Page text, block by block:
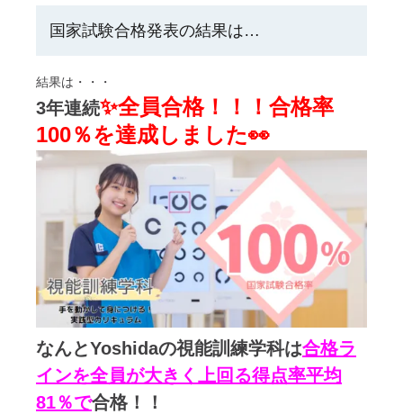
国家試験合格発表の結果は…
結果は・・・
3年連続✨全員合格！！！合格率
100％を達成しました👀
なんとYoshidaの視能訓練学科は合格ラ
インを全員が大きく上回る得点率平均
81％で合格！！